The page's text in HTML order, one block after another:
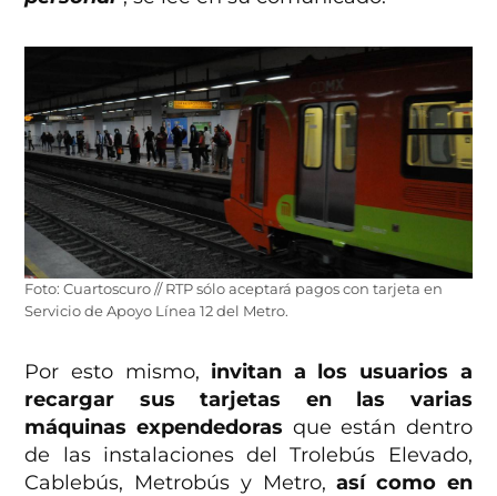
Foto: Cuartoscuro // RTP sólo aceptará pagos con tarjeta en
Servicio de Apoyo Línea 12 del Metro.
Por esto mismo, invitan a los usuarios a
recargar sus tarjetas en las varias
máquinas expendedoras que están dentro
de las instalaciones del Trolebús Elevado,
Cablebús, Metrobús y Metro,así como en